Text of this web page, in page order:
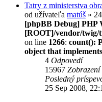
Tatry z ministerstva
od užívateľa matúš »
[phpBB Debug] PHP
[ROOT]/vendor/twig/
on line 1266: count():
object that
4 Odpovedí
15967 Zobrazení
Posledný
25 Sep 2008,